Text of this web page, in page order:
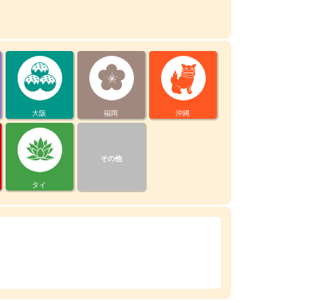
大阪 福岡 沖縄
タイ
その他